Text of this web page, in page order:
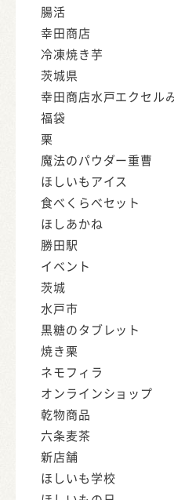
腸活
幸田商店
冷凍焼き芋
茨城県
幸田商店水戸エクセル
福袋
栗
魔法のパウダー重曹
ほしいもアイス
食べくらべセット
ほしあかね
勝田駅
イベント
茨城
水戸市
黒糖のタブレット
焼き栗
ネモフィラ
オンラインショップ
乾物商品
六条麦茶
新店舗
ほしいも学校